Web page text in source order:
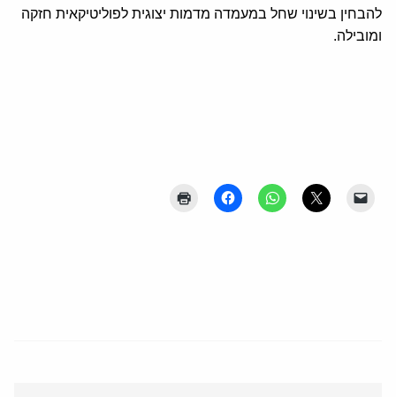
להבחין בשינוי שחל במעמדה מדמות יצוגית לפוליטיקאית חזקה
ומובילה.